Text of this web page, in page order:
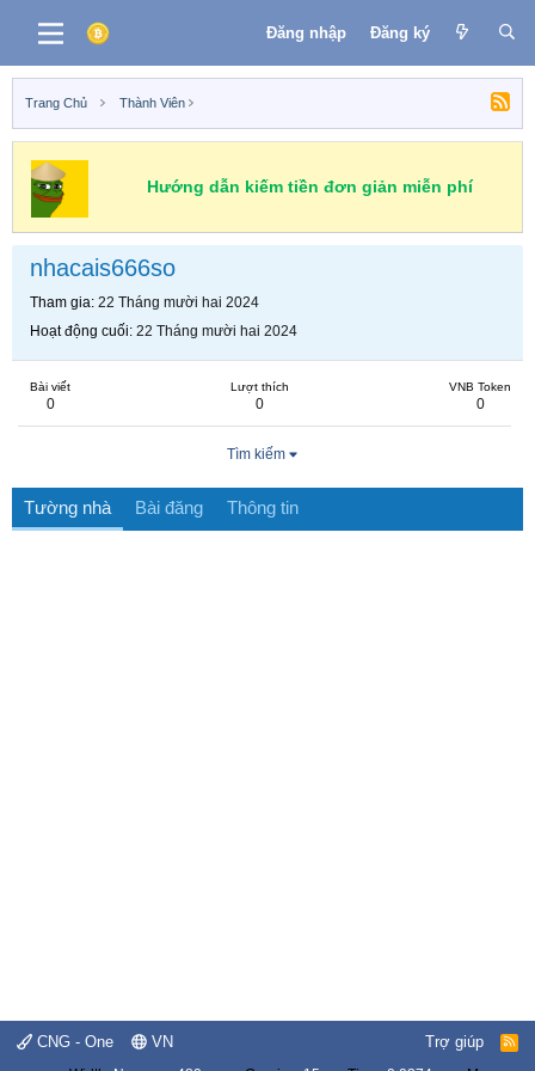
Đăng nhập Đăng ký
Trang Chủ Thành Viên
Hướng dẫn kiếm tiền đơn giản miễn phí
nhacais666so
Tham gia 22 Tháng mười hai 2024
Hoạt động cuối 22 Tháng mười hai 2024
Bài viết
0
Lượt thích
0
VNB Token
0
Tìm kiếm
Tường nhà Bài đăng Thông tin
CNG - One VN Trợ giúp
R